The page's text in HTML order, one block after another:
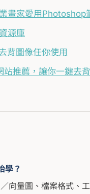
畫家愛用Photoshop
源庫
背圖像任你使用
站推薦，讓你一鍵去背
學？
向量圖、檔案格式、